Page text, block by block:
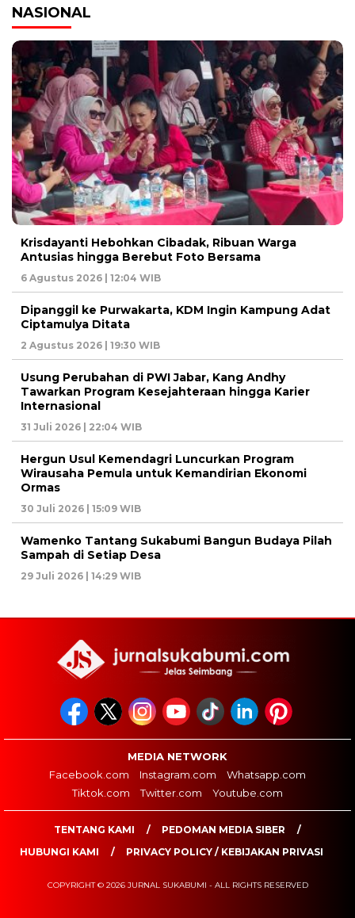
NASIONAL
Krisdayanti Hebohkan Cibadak, Ribuan Warga
Antusias hingga Berebut Foto Bersama
6 Agustus 2026 | 12:04 WIB
Dipanggil ke Purwakarta, KDM Ingin Kampung Adat
Ciptamulya Ditata
2 Agustus 2026 | 19:30 WIB
Usung Perubahan di PWI Jabar, Kang Andhy
Tawarkan Program Kesejahteraan hingga Karier
Internasional
31 Juli 2026 | 22:04 WIB
Hergun Usul Kemendagri Luncurkan Program
Wirausaha Pemula untuk Kemandirian Ekonomi
Ormas
30 Juli 2026 | 15:09 WIB
Wamenko Tantang Sukabumi Bangun Budaya Pilah
Sampah di Setiap Desa
29 Juli 2026 | 14:29 WIB
MEDIA NETWORK
Facebook.com
Instagram.com
Whatsapp.com
Tiktok.com
Twitter.com Youtube.com
TENTANG KAMI
PEDOMAN MEDIA SIBER
HUBUNGI KAMI
PRIVACY POLICY / KEBIJAKAN PRIVASI
COPYRIGHT © 2026 JURNAL SUKABUMI - ALL RIGHTS RESERVED